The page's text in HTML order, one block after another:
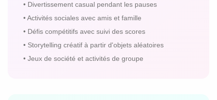
• Divertissement casual pendant les pauses
•Activités sociales avec amis et famille
• Défis compétitifs avec suivi des scores
• Storytelling créatif à partir d'objets aléatoires
• Jeux de société et activités de groupe